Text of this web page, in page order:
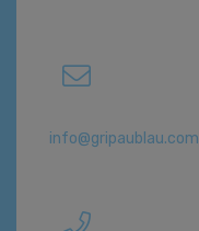
info@gripaublau.com